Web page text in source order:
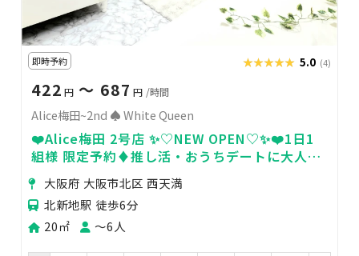
即時予約 ★★★★★
★★★★★ 5.0 (4)
422 円 〜 687 円 /時間
Alice梅田~2nd ♠ White Queen
❤️Alice梅田 2号店 ✨♡NEW OPEN♡✨❤️1日1
組様 限定予約♦️推し活・おうちデートに大人気
❤️防犯カメラなし🚿シャワーあり
大阪府 大阪市北区 西天満
北新地駅 徒歩6分
20㎡
〜6人